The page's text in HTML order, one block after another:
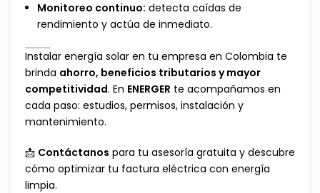
Monitoreo continuo: detecta caídas de
rendimiento y actúa de inmediato.
Instalar energía solar en tu empresa en Colombia te
brinda ahorro, beneficios tributarios y mayor
competitividad. En ENERGER te acompañamos en
cada paso: estudios, permisos, instalación y
mantenimiento.
📩 Contáctanos para tu asesoría gratuita y descubre
cómo optimizar tu factura eléctrica con energía
limpia.